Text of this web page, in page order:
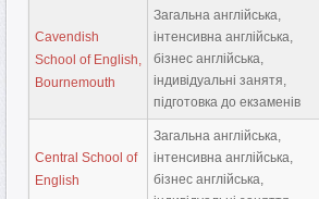
Cavendish
School of English,
Bournemouth
Загальна англійська,
інтенсивна англійська,
бізнес англійська,
індивідуальні занятя,
підготовка до екзаменів
Central School of
English
Загальна англійська,
інтенсивна англійська,
бізнес англійська,